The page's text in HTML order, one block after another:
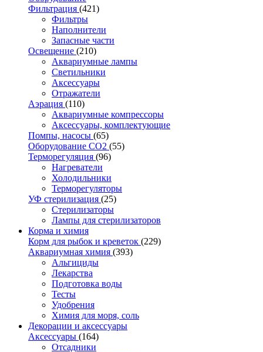
Фильтрация (421)
Фильтры
Наполнители
Запасные части
Освещение (210)
Аквариумные лампы
Светильники
Аксессуары
Отражатели
Аэрация (110)
Аквариумные компрессоры
Аксессуары, комплектующие
Помпы, насосы (65)
Оборудование CO2 (55)
Терморегуляция (96)
Нагреватели
Холодильники
Терморегуляторы
УФ стерилизация (25)
Стерилизаторы
Лампы для стерилизаторов
Корма и химия
Корм для рыбок и креветок (229)
Аквариумная химия (393)
Альгициды
Лекарства
Подготовка воды
Тесты
Удобрения
Химия для моря, соль
Декорации и аксессуары
Аксессуары (164)
Отсадники